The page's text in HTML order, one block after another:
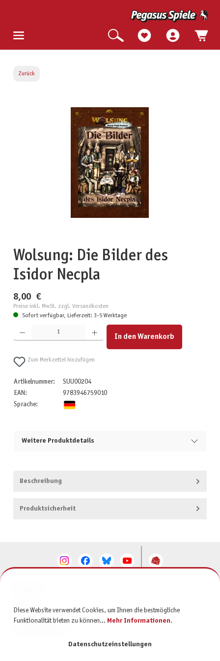
Zurück
Bildergalerie überspringen
Wolsung: Die Bilder des
Isidor Necpla
8,00 €
Preise inkl. MwSt. zzgl. Versandkosten
Sofort verfügbar, Lieferzeit: 3-5 Werktage
Produkt Anzahl: Gib den gewünschten Wert ein oder benutze die Schaltflächen um die Anzahl zu
In den Warenkorb
Zum Merkzettel hinzufügen
Artikelnummer:
SUU00204
EAN:
9783946759010
Sprache:
Weitere Produktdetails
Beschreibung
Produktsicherheit
SERVICE
Diese Website verwendet Cookies, um Ihnen die bestmögliche
Funktionalität bieten zu können... Mehr Informationen.
Datenschutzeinstellungen